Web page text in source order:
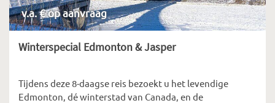
v.a. € op aanvraag
Winterspecial Edmonton & Jasper
Tijdens deze 8-daagse reis bezoekt u het levendige
Edmonton, dé winterstad van Canada, en de